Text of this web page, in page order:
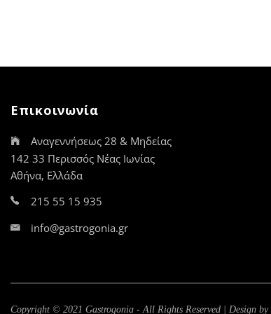
Επικοινωνία
Αναγεννήσεως 28 & Μηδείας
142 33 Περισσός Νέας Ιωνίας
Αθήνα, Ελλάδα
215 55 15 935
info@gastrogonia.gr
Copyright © 2021 Gastrogonia - All Rights Reserved | Design by